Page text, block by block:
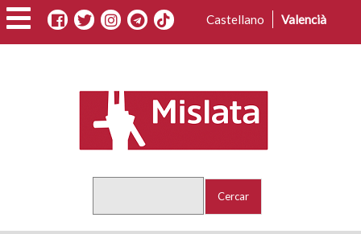
Vés
al
contingut
Castellano Valencià